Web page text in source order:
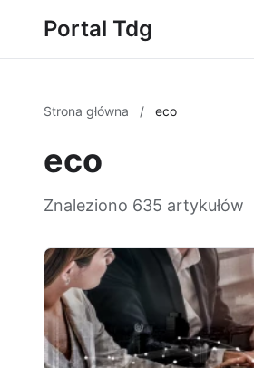
Portal Tdg
Strona główna / eco
eco
Znaleziono 635 artykułów